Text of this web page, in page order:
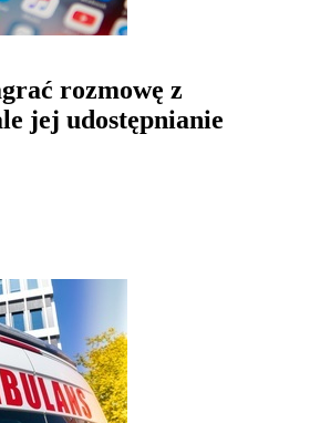
rozmowę z
jej udostępnianie